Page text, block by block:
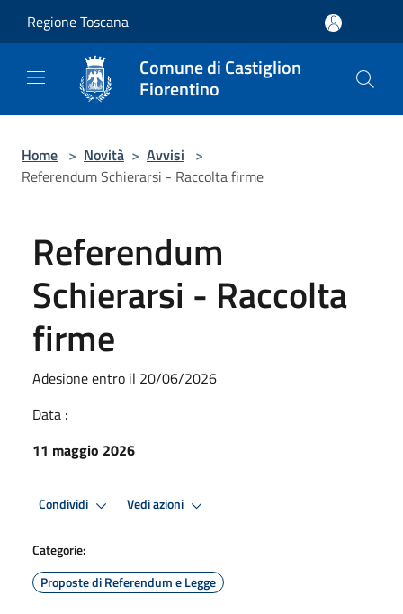
Regione Toscana
Comune di Castiglion
Fiorentino
Home > Novità > Avvisi >
Referendum Schierarsi - Raccolta firme
Referendum
Schierarsi - Raccolta
firme
Adesione entro il 20/06/2026
Data :
11 maggio 2026
Condividi Vedi azioni
Categorie:
Proposte di Referendum e Legge